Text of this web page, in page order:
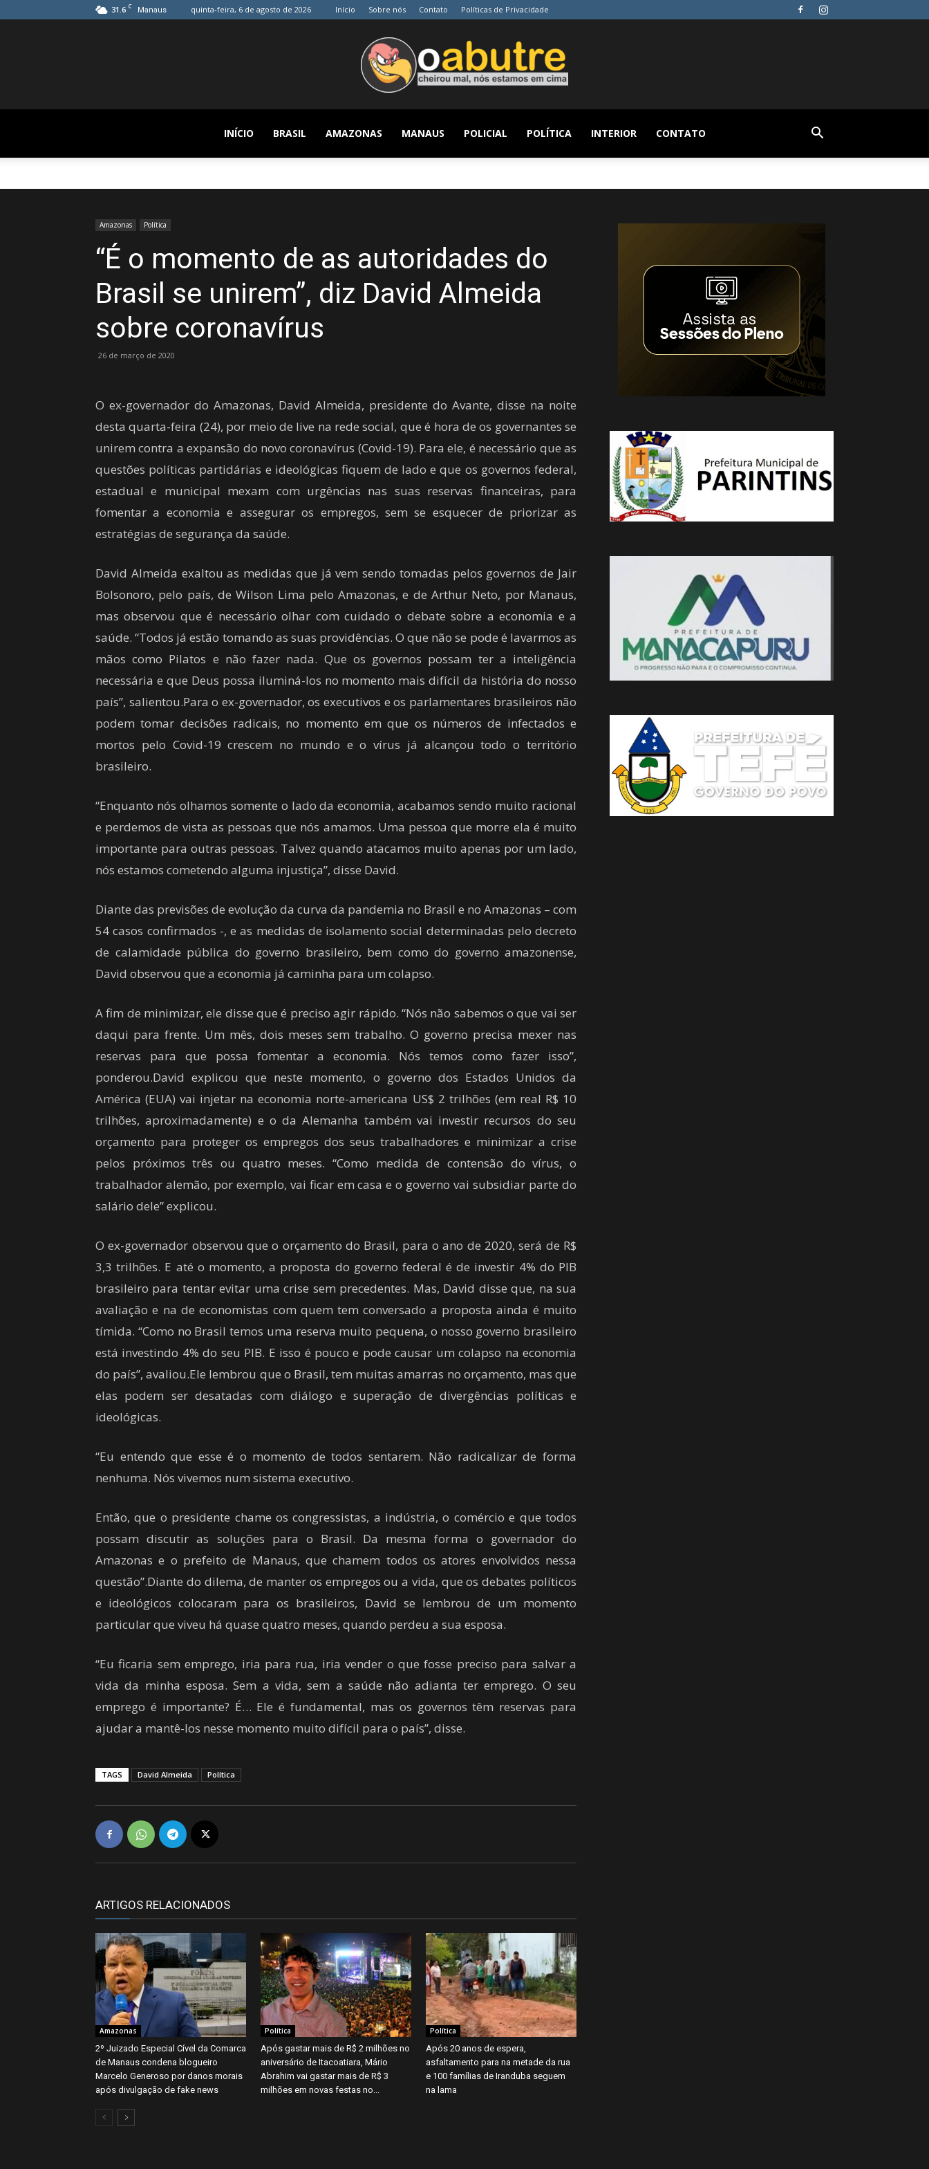
31.6 C Manaus quinta-feira, 6 de agosto de 2026 Início Sobre nós Contato Políticas de Privacidade
O
Notícia
INÍCIO BRASIL AMAZONAS MANAUS POLICIAL POLÍTICA INTERIOR CONTATO
Amazonas Política
“É o momento de as autoridades do
Brasil se unirem”, diz David Almeida
sobre coronavírus
26 de março de 2020
O ex-governador do Amazonas, David Almeida, presidente do Avante, disse na noite
desta quarta-feira (24), por meio de live na rede social, que é hora de os governantes se
unirem contra a expansão do novo coronavírus (Covid-19). Para ele, é necessário que as
questões políticas partidárias e ideológicas fiquem de lado e que os governos federal,
estadual e municipal mexam com urgências nas suas reservas financeiras, para
fomentar a economia e assegurar os empregos, sem se esquecer de priorizar as
estratégias de segurança da saúde.
David Almeida exaltou as medidas que já vem sendo tomadas pelos governos de Jair
Bolsonoro, pelo país, de Wilson Lima pelo Amazonas, e de Arthur Neto, por Manaus,
mas observou que é necessário olhar com cuidado o debate sobre a economia e a
saúde. “Todos já estão tomando as suas providências. O que não se pode é lavarmos as
mãos como Pilatos e não fazer nada. Que os governos possam ter a inteligência
necessária e que Deus possa iluminá-los no momento mais difícil da história do nosso
país”, salientou.Para o ex-governador, os executivos e os parlamentares brasileiros não
podem tomar decisões radicais, no momento em que os números de infectados e
mortos pelo Covid-19 crescem no mundo e o vírus já alcançou todo o território
brasileiro.
“Enquanto nós olhamos somente o lado da economia, acabamos sendo muito racional
e perdemos de vista as pessoas que nós amamos. Uma pessoa que morre ela é muito
importante para outras pessoas. Talvez quando atacamos muito apenas por um lado,
nós estamos cometendo alguma injustiça”, disse David.
Diante das previsões de evolução da curva da pandemia no Brasil e no Amazonas – com
54 casos confirmados -, e as medidas de isolamento social determinadas pelo decreto
de calamidade pública do governo brasileiro, bem como do governo amazonense,
David observou que a economia já caminha para um colapso.
A fim de minimizar, ele disse que é preciso agir rápido. “Nós não sabemos o que vai ser
daqui para frente. Um mês, dois meses sem trabalho. O governo precisa mexer nas
reservas para que possa fomentar a economia. Nós temos como fazer isso”,
ponderou.David explicou que neste momento, o governo dos Estados Unidos da
América (EUA) vai injetar na economia norte-americana US$ 2 trilhões (em real R$ 10
trilhões, aproximadamente) e o da Alemanha também vai investir recursos do seu
orçamento para proteger os empregos dos seus trabalhadores e minimizar a crise
pelos próximos três ou quatro meses. “Como medida de contensão do vírus, o
trabalhador alemão, por exemplo, vai ficar em casa e o governo vai subsidiar parte do
salário dele” explicou.
O ex-governador observou que o orçamento do Brasil, para o ano de 2020, será de R$
3,3 trilhões. E até o momento, a proposta do governo federal é de investir 4% do PIB
brasileiro para tentar evitar uma crise sem precedentes. Mas, David disse que, na sua
avaliação e na de economistas com quem tem conversado a proposta ainda é muito
tímida. “Como no Brasil temos uma reserva muito pequena, o nosso governo brasileiro
está investindo 4% do seu PIB. E isso é pouco e pode causar um colapso na economia
do país”, avaliou.Ele lembrou que o Brasil, tem muitas amarras no orçamento, mas que
elas podem ser desatadas com diálogo e superação de divergências políticas e
ideológicas.
“Eu entendo que esse é o momento de todos sentarem. Não radicalizar de forma
nenhuma. Nós vivemos num sistema executivo.
Então, que o presidente chame os congressistas, a indústria, o comércio e que todos
possam discutir as soluções para o Brasil. Da mesma forma o governador do
Amazonas e o prefeito de Manaus, que chamem todos os atores envolvidos nessa
questão”.Diante do dilema, de manter os empregos ou a vida, que os debates políticos
e ideológicos colocaram para os brasileiros, David se lembrou de um momento
particular que viveu há quase quatro meses, quando perdeu a sua esposa.
“Eu ficaria sem emprego, iria para rua, iria vender o que fosse preciso para salvar a
vida da minha esposa. Sem a vida, sem a saúde não adianta ter emprego. O seu
emprego é importante? É… Ele é fundamental, mas os governos têm reservas para
ajudar a mantê-los nesse momento muito difícil para o país”, disse.
TAGS David Almeida Política
ARTIGOS RELACIONADOS
Amazonas
2º Juizado Especial Cível da Comarca
de Manaus condena blogueiro
Marcelo Generoso por danos morais
após divulgação de fake news
Política
Após gastar mais de R$ 2 milhões no
aniversário de Itacoatiara, Mário
Abrahim vai gastar mais de R$ 3
milhões em novas festas no...
Política
Após 20 anos de espera,
asfaltamento para na metade da rua
e 100 famílias de Iranduba seguem
na lama